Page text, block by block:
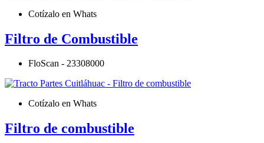
Cotízalo en Whats
Filtro de Combustible
FloScan - 23308000
Cotízalo en Whats
Filtro de combustible